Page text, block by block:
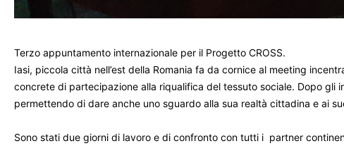
Terzo appuntamento internazionale per il Progetto CROSS.
Iasi, piccola città nell’est della Romania fa da cornice al meeting
concrete di partecipazione alla riqualifica del tessuto sociale. Dopo gli
permettendo di dare anche uno sguardo alla sua realtà cittadina e ai
Sono stati due giorni di lavoro e di confronto con tutti i partner